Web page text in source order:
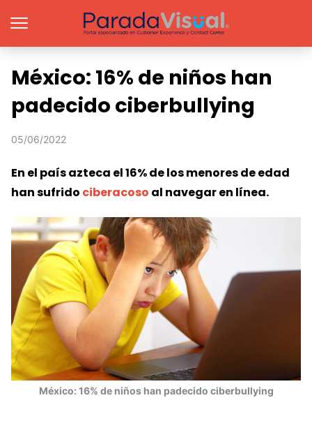
México: 16% de niños han
padecido ciberbullying
05/06/2022
En el país azteca el 16% de los menores de edad
han sufrido ciberacoso al navegar en línea.
México: 16% de niños han padecido ciberbullying